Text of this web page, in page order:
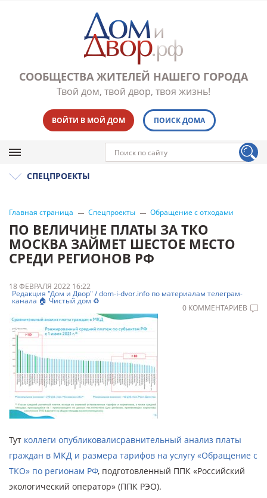
СООБЩЕСТВА ЖИТЕЛЕЙ НАШЕГО ГОРОДА
Твой дом, твой двор, твоя жизнь!
ВОЙТИ В МОЙ ДОМ ПОИСК ДОМА
СПЕЦПРОЕКТЫ
Главная страница Спецпроекты Обращение с отходами
ПО ВЕЛИЧИНЕ ПЛАТЫ ЗА ТКО
МОСКВА ЗАЙМЕТ ШЕСТОЕ МЕСТО
СРЕДИ РЕГИОНОВ РФ
18 ФЕВРАЛЯ 2022 16:22
Редакция "Дом и Двор" / dom-i-dvor.info по материалам телеграм-
канала 🏠 Чистый дом ♻️
0 КОММЕНТАРИЕВ
Тут коллеги опубликовалисравнительный анализ платы
граждан в МКД и размера тарифов на услугу «Обращение с
ТКО» по регионам РФ, подготовленный ППК «Российский
экологический оператор» (ППК РЭО).